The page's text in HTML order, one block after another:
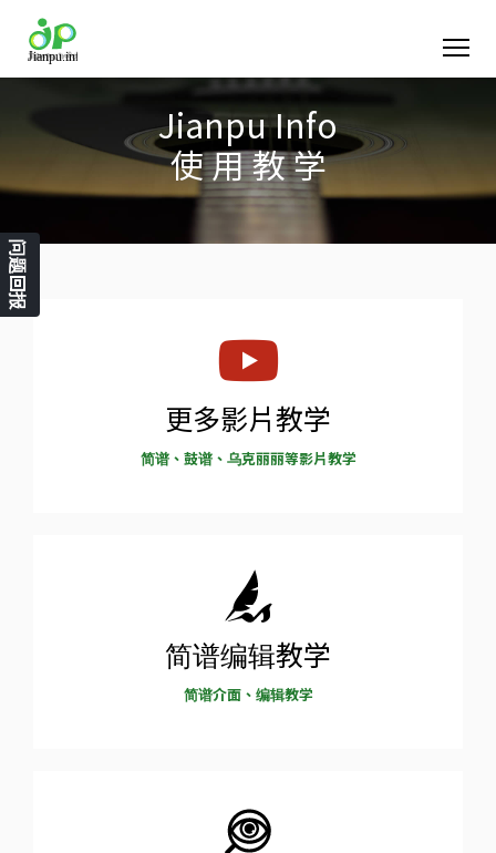
Jianpu Info
使 用 教 学
更多影片教学
简谱、鼓谱、乌克丽丽等影片教学
简谱编辑教学
简谱介面、编辑教学
问题回报